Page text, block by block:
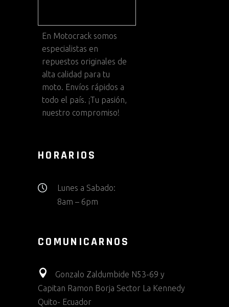
En Motocrack somos
especialistas en
repuestos originales de
alta calidad para tu
moto. Envíos rápidos a
todo el país. ¡Tu pasión,
nuestro compromiso!
HORARIOS
Lunes a Sabado:
8am – 6pm
COMUNICARNOS
Gonzalo Zaldumbide N53-69 y
Capitan Ramon Borja Sector La Kennedy
Quito- Ecuador